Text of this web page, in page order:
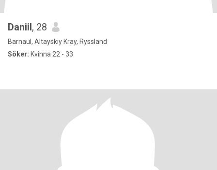
Daniil, 28
Barnaul, Altayskiy Kray, Ryssland
Söker: Kvinna 22 - 33